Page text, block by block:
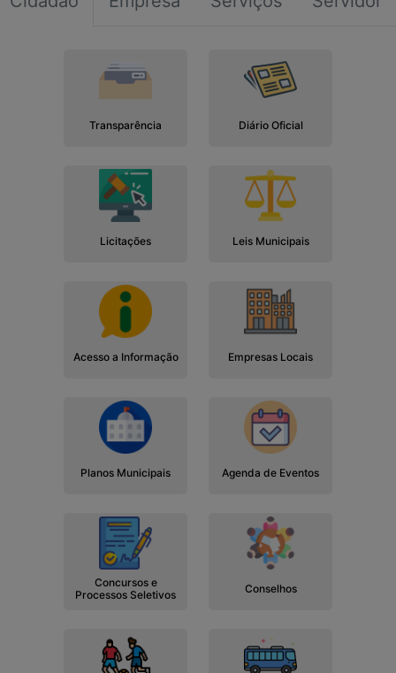
Transparência Diário Oficial
Licitações Leis Municipais
Acesso a Informação Empresas Locais
Planos Municipais Agenda de Eventos
Concursos e
Processos Seletivos
Conselhos